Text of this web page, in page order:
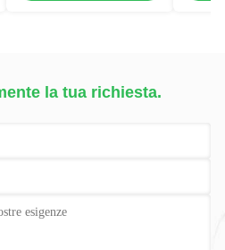
la tua richiesta.